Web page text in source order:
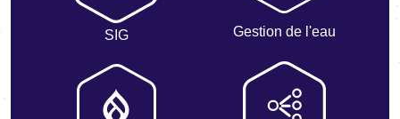
SIG Gestion de l'eau